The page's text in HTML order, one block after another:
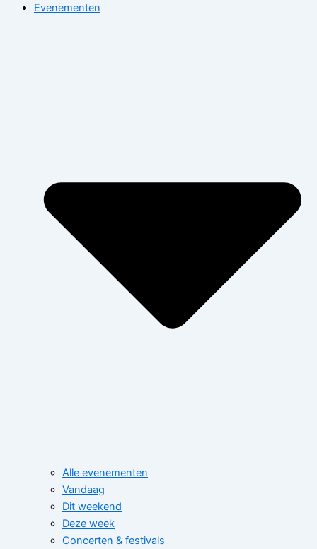
Evenementen
Alle evenementen
Vandaag
Dit weekend
Deze week
Concerten & festivals